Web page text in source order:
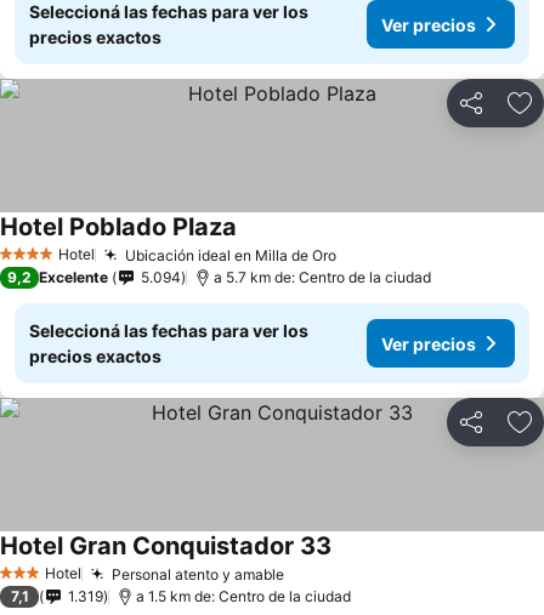
Seleccioná las fechas para ver los
precios exactos
Ver precios
Compartir
4 EstrellasHotel Ubicación ideal en Milla de Oro
Hotel Poblado Plaza
9,2 Excelente 5.094 a 5.7 km de: Centro de la ciudad
Seleccioná las fechas para ver los
precios exactos
Ver precios
Compartir
3 Estrellas
Hotel Personal atento y amable
Hotel Gran Conquistador 33
7,1 1.319 a 1.5 km de: Centro de la ciudad